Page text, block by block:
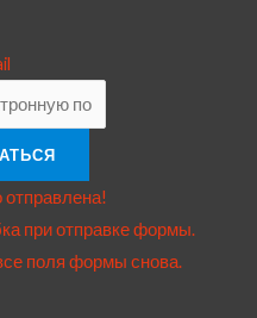
при отправке формы.
поля формы снова.